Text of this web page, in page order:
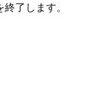
了します。